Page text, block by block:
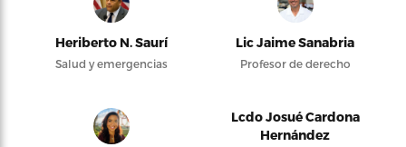
Heriberto N. Saurí
Salud y emergencias
Lic Jaime Sanabria
Profesor de derecho
Lcdo Josué Cardona
Hernández